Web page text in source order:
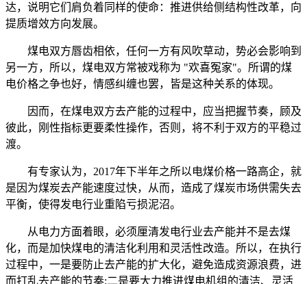
达，说明它们肩负着同样的使命：推进供给侧结构性改革，向
提质增效方向发展。
煤电双方唇齿相依，任何一方有风吹草动，势必会影响到
另一方，所以，煤电双方常被戏称为 "欢喜冤家"。所谓的煤
电价格之争也好，情感纠缠也罢，皆是这种关系的体现。
因而，在煤电双方去产能的过程中，应当把握节奏，顾及
彼此，刚性指标更要柔性操作，否则，将不利于双方的平稳过
渡。
有专家认为，2017年下半年之所以电煤价格一路高企，就
是因为煤炭去产能速度过快，从而，造成了煤炭市场供需失去
平衡，使得发电行业重陷亏损泥沼。
从电力方面着眼，必须厘清发电行业去产能并不是去煤
化，而是加快煤电的清洁化利用和灵活性改造。所以，在执行
过程中，一是要防止去产能的扩大化，避免造成资源浪费，进
而打乱去产能的节奏;二是要大力推进煤电机组的清洁、灵活